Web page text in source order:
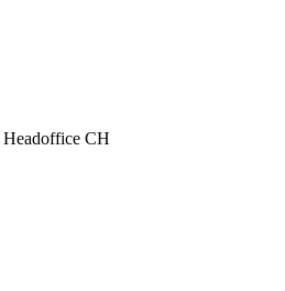
Headoffice CH